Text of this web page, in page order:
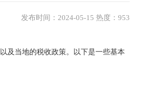
发布时间：2024-05-15 热度：953
及当地的税收政策。以下是一些基本